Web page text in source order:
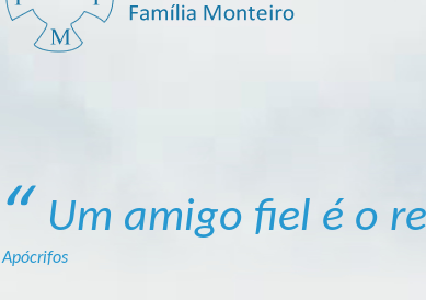
Um amigo fiel é o
Apócrifos